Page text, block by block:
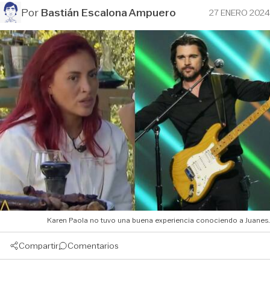
PorBastián Escalona Ampuero 27 ENERO 2024
Karen Paola no tuvo una buena experiencia conociendo a Juanes.
Compartir Comentarios